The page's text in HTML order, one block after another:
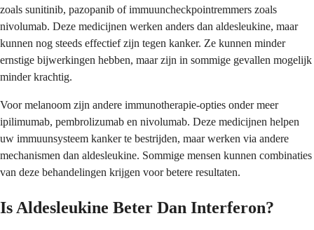
zoals sunitinib, pazopanib of immuuncheckpointremmers zoals
nivolumab. Deze medicijnen werken anders dan aldesleukine, maar
kunnen nog steeds effectief zijn tegen kanker. Ze kunnen minder
ernstige bijwerkingen hebben, maar zijn in sommige gevallen mogelijk
minder krachtig.
Voor melanoom zijn andere immunotherapie-opties onder meer
ipilimumab, pembrolizumab en nivolumab. Deze medicijnen helpen
uw immuunsysteem kanker te bestrijden, maar werken via andere
mechanismen dan aldesleukine. Sommige mensen kunnen combinaties
van deze behandelingen krijgen voor betere resultaten.
Is Aldesleukine Beter Dan Interferon?